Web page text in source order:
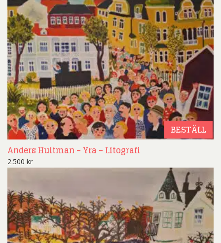
BESTÄLL
Anders Hultman – Yra – Litografi
2.500 kr